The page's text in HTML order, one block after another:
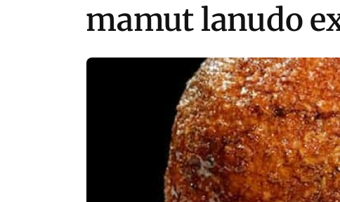
mamut lanudo